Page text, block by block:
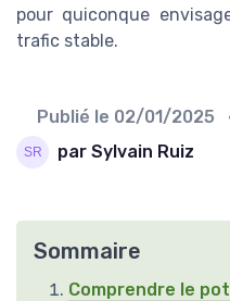
pour quiconque
trafic stable.
Publié le 02/01/2025
par Sylvain Ruiz
Sommaire
Comprendre le